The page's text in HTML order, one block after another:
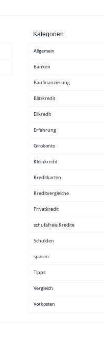
Kategorien
Allgemein
Banken
Baufinanzierung
Blitzkredit
Eilkredit
Erfahrung
Girokonto
Kleinkredit
Kreditkarten
Kreditvergleiche
Privatkredit
schufafreie Kredite
Schulden
sparen
Tipps
Vergleich
Vorkosten